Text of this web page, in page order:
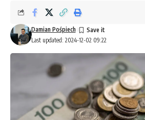
Last updated: 2024-12-02 09:22
Damian Pośpiech